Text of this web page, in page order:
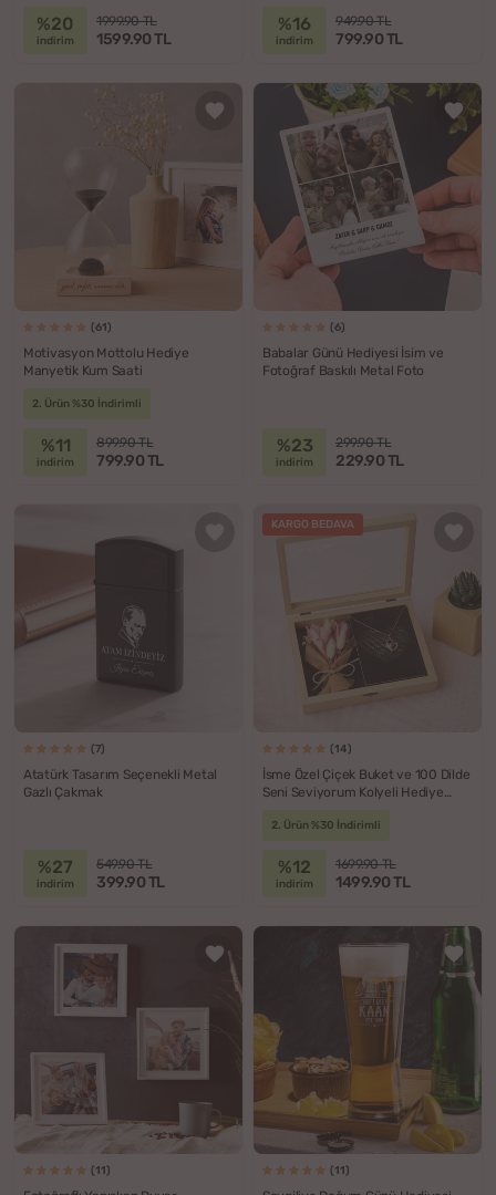
%20
indirim
1999.90 TL
1599.90 TL
%16
indirim
949.90 TL
799.90 TL
(61)
Motivasyon Mottolu Hediye
Manyetik Kum Saati
2. Ürün %30 İndirimli
%11
indirim
899.90 TL
799.90 TL
(6)
Babalar Günü Hediyesi İsim ve
Fotoğraf Baskılı Metal Foto
%23
indirim
299.90 TL
229.90 TL
(7)
Atatürk Tasarım Seçenekli Metal
Gazlı Çakmak
%27
indirim
549.90 TL
399.90 TL
KARGO BEDAVA
(14)
İsme Özel Çiçek Buket ve 100 Dilde
Seni Seviyorum Kolyeli Hediye
2. Ürün %30 İndirimli
%12
indirim
1699.90 TL
1499.90 TL
(11) (11)